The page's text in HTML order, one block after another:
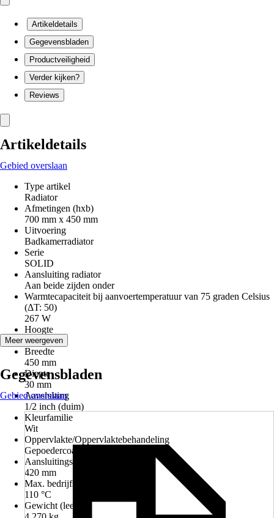
Artikeldetails
Gegevensbladen
Productveiligheid
Verder kijken?
Reviews
Artikeldetails
Gebied overslaan
Type artikel
Radiator
Afmetingen (hxb)
700 mm x 450 mm
Uitvoering
Badkamerradiator
Serie
SOLID
Aansluiting radiator
Aan beide zijden onder
Warmtecapaciteit bij aanvoertemperatuur van 75 graden Celsius
(ΔT: 50)
267 W
Hoogte
700 mm
Breedte
450 mm
Diepte
30 mm
Aansluiting
1/2 inch (duim)
Kleurfamilie
Wit
Oppervlakte/Oppervlaktebehandeling
Gepoedercoat
Aansluitings afstand
420 mm
Max. bedrijfstemperatuur
110 °C
Gewicht (leeg)
Meer weergeven
Gegevensbladen
Gebied overslaan